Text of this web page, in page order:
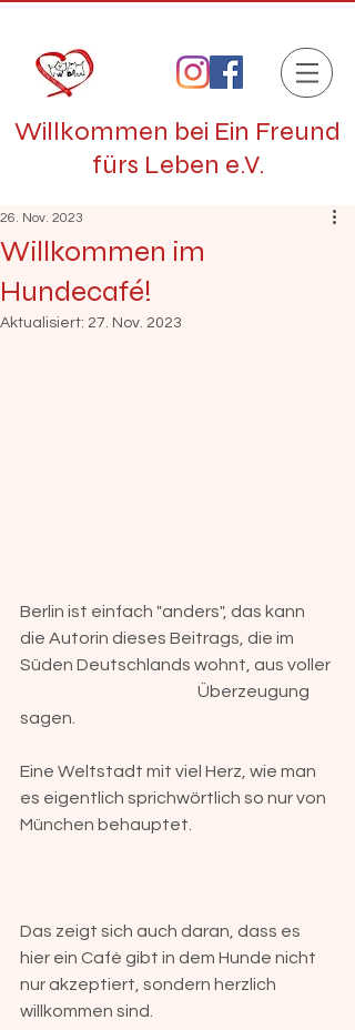
Willkommen bei Ein Freund
fürs Leben e.V.
Willkommen im
Hundecafé!
26. Nov. 2023
Aktualisiert: 27. Nov. 2023
Berlin ist einfach "anders", das kann
die Autorin dieses Beitrags, die im
Süden Deutschlands wohnt, aus voller
sagen.
Eine Weltstadt mit viel Herz, wie man
es eigentlich sprichwörtlich so nur von
München behauptet.
Das zeigt sich auch daran, dass es
hier ein Café gibt in dem Hunde nicht
nur akzeptiert, sondern herzlich
willkommen sind.